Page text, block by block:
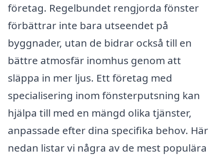
företag. Regelbundet rengjorda fönster
förbättrar inte bara utseendet på
byggnader, utan de bidrar också till en
bättre atmosfär inomhus genom att
släppa in mer ljus. Ett företag med
specialisering inom fönsterputsning kan
hjälpa till med en mängd olika tjänster,
anpassade efter dina specifika behov. Här
nedan listar vi några av de mest populära